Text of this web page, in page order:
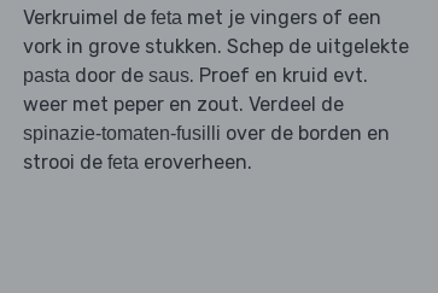
Verkruimel de feta met je vingers of een
vork in grove stukken. Schep de uitgelekte
pasta door de saus. Proef en kruid evt.
weer met peper en zout. Verdeel de
spinazie-tomaten-fusilli over de borden en
strooi de feta eroverheen.